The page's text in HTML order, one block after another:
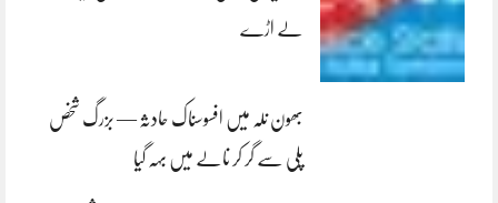
لے اڑے
بھون نلہ میں افسوسناک حادثہ — بزرگ شخص
پلی سے گر کر نالے میں بہہ گیا